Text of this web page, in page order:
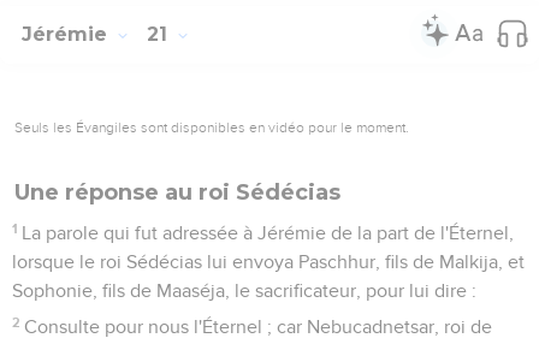
Jérémie 21
Seuls les Évangiles sont disponibles en vidéo pour le moment.
Une réponse au roi Sédécias
1 La parole qui fut adressée à Jérémie de la part de l'Éternel,
lorsque le roi Sédécias lui envoya Paschhur, fils de Malkija, et
Sophonie, fils de Maaséja, le sacrificateur, pour lui dire :
2 Consulte pour nous l'Éternel ; car Nebucadnetsar, roi de